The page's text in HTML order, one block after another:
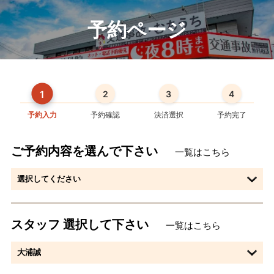
予約ページ
1
予約入力
2
予約確認
3
決済選択
4
予約完了
ご予約内容を選んで下さい 一覧はこちら
スタッフ 選択して下さい 一覧はこちら